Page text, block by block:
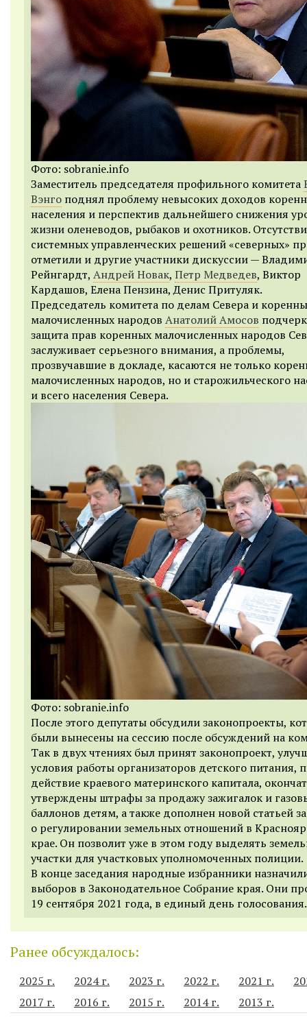
Фото: sobranie.info
Заместитель председателя профильного комитета
Вэнго поднял проблему невысоких доходов
населения и перспектив дальнейшего снижения
жизни оленеводов, рыбаков и охотников.
системных управленческих решений «северных»
отметили и другие участники дискуссии —
Рейнгардт, Андрей Новак, Петр Медведев, Виктор
Кардашов, Елена Пензина, Денис Притуляк.
Председатель комитета по делам Севера и
малочисленных народов Анатолий Амосов
защита прав коренных малочисленных народов
заслуживает серьезного внимания, а проблемы,
прозвучавшие в докладе, касаются не только
малочисленных народов, но и старожильческого
и всего населения Севера.
Фото: sobranie.info
После этого депутаты обсудили законопроекты,
были вынесены на сессию после обсуждений на
Так в двух чтениях был принят законопроект,
условия работы организаторов детского питания,
действие краевого материнского капитала,
утверждены штрафы за продажу зажигалок и
баллонов детям, а также дополнен новой статьей
о регулировании земельных отношений в
крае. Он позволит уже в этом году выделять
участки для участковых уполномоченных полиции.
В конце заседания народные избранники
выборов в Законодательное Собрание края. Они
19 сентября 2021 года, в единый день голосования.
Ранее обсуждалось:
2025 г. 2024 г. 2023 г. 2022 г. 2021 г.
2017 г.
2016 г. 2015 г. 2014 г. 2013 г.